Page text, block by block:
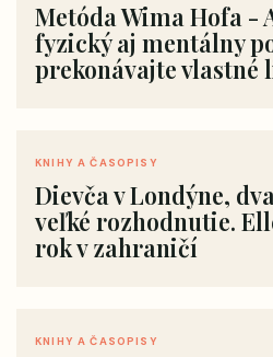
Metóda Wima Hofa -
fyzický aj mentálny
prekonávajte vlastné
KNIHY A ČASOPISY
Dievča v Londýne,
veľké rozhodnutie.
rok v zahraničí
KNIHY A ČASOPISY